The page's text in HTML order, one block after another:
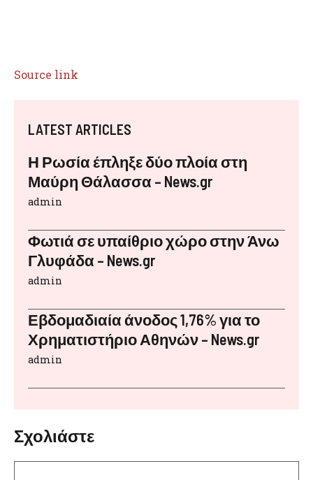
Source link
LATEST ARTICLES
Η Ρωσία έπληξε δύο πλοία στη
Μαύρη Θάλασσα – News.gr
admin
Φωτιά σε υπαίθριο χώρο στην Άνω
Γλυφάδα – News.gr
admin
Εβδομαδιαία άνοδος 1,76% για το
Χρηματιστήριο Αθηνών – News.gr
admin
Σχολιάστε